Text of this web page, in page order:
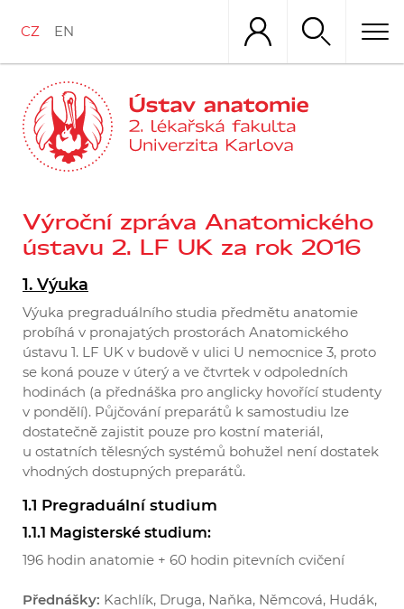
obsahu
CZ EN
Výroční zpráva Anatomického
ústavu 2. LF UK za rok 2016
1. Výuka
Výuka pregraduálního studia předmětu anatomie
probíhá v pronajatých prostorách Anatomického
ústavu 1. LF UK v budově v ulici U nemocnice 3, proto
se koná pouze v úterý a ve čtvrtek v odpoledních
hodinách (a přednáška pro anglicky hovořící studenty
v pondělí). Půjčování preparátů k samostudiu lze
dostatečně zajistit pouze pro kostní materiál,
u ostatních tělesných systémů bohužel není dostatek
vhodných dostupných preparátů.
1.1 Pregraduální studium
1.1.1 Magisterské studium:
196 hodin anatomie + 60 hodin pitevních cvičení
Přednášky: Kachlík, Druga, Naňka, Němcová, Hudák,